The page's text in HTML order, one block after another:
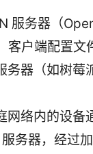
服务器（
客户端配置文
务器（如树莓
网络内的设备
务器，经过